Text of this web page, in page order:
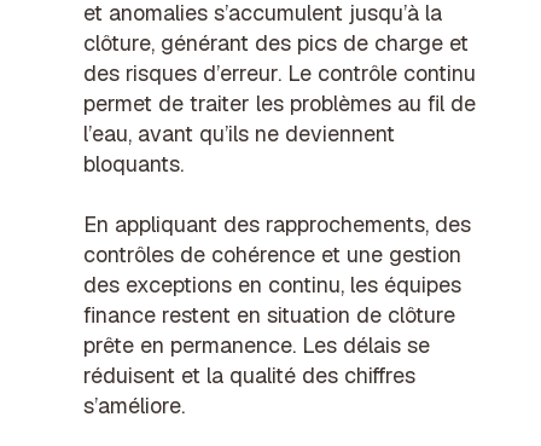
et anomalies s’accumulent jusqu’à la
clôture, générant des pics de charge et
des risques d’erreur. Le contrôle continu
permet de traiter les problèmes au fil de
l’eau, avant qu’ils ne deviennent
bloquants.
En appliquant des rapprochements, des
contrôles de cohérence et une gestion
des exceptions en continu, les équipes
finance restent en situation de clôture
prête en permanence. Les délais se
réduisent et la qualité des chiffres
s’améliore.